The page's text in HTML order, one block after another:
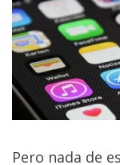
Pero nada de